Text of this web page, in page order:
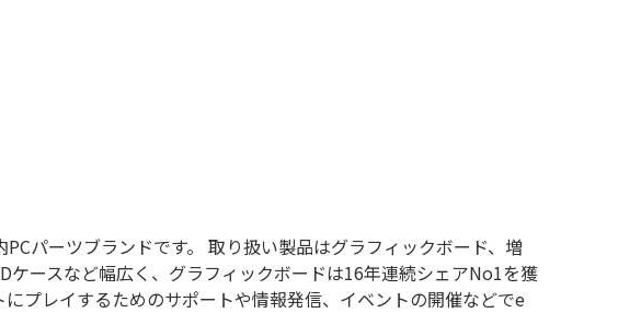
パーツブランドです。 取り扱い製品はグラフィックボード、増
ケースなど幅広く、グラフィックボードは16年連続シェアNo1を獲
プレイするためのサポートや情報発信、イベントの開催などでe